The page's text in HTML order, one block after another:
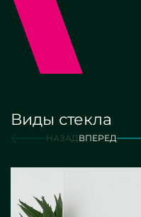
от 16 000 руб./м2
Виды стекла
НАЗАДВПЕРЕД